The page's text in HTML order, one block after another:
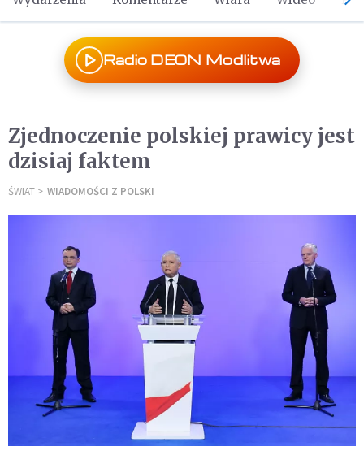
Radio DEON Modlitwa
Zjednoczenie polskiej prawicy jest
dzisiaj faktem
ŚWIAT WIADOMOŚCI Z POLSKI